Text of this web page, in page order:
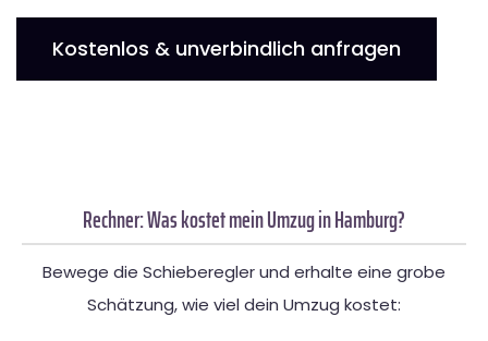
Kostenlos & unverbindlich anfragen
Rechner: Was kostet mein Umzug in Hamburg?
Bewege die Schieberegler und erhalte eine grobe
Schätzung, wie viel dein Umzug kostet: